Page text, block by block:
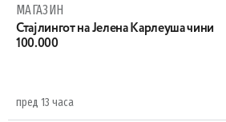
МАГАЗИН
Стајлингот на Јелена Карлеуша чини
100.000
пред 13 часа